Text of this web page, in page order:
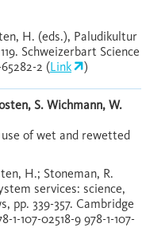
H. (eds.), Paludikultur
Schweizerbart Science
2 (Link )
S. Wichmann, W.
of wet and rewetted
H.; Stoneman, R.
services: science,
pp. 339-357. Cambridge
107-02518-9 978-1-107-